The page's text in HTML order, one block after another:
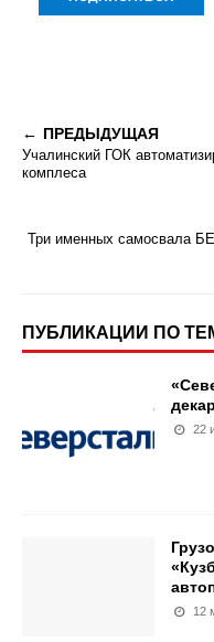
ПРЕДЫДУЩАЯ
Учалинский ГОК
комплеса
Три именных самосвала
ПУБЛИКАЦИИ ПО
22
12